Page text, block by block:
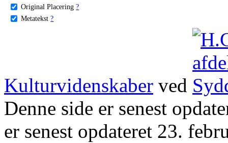
Original Placering ?
Metatekst ?
Kulturvidenskaber ved
Denne side er senest
er senest opdateret 23.